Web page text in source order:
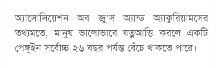
অ্যাসোসিয়েশন অব জু’স অ্যান্ড অ্যাকুরিয়ামসের
তথ্যমতে, মানুষ ভালোভাবে যত্নআত্তি করলে একটি
পেঙ্গুইন সর্বোচ্চ ২৬ বছর পর্যন্ত বেঁচে থাকতে পারে।